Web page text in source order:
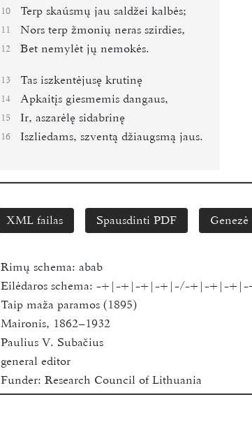
10 Terp skaúsmų jau saldžei kalbės;
11 Nors terp žmonių neras szirdies,
12 Bet nemylėt jų nemokės.
13 Tas iszkentėjusę krutinę
14 Apkaitįs giesmemis dangaus,
15 Ir, aszarėlę sidabrinę
16 Iszliedams, szventą džiaugsmą jaus.
XML failas Spausdinti PDF Genezė
Rimų schema: abab
Eilėdaros schema: -+|-+|-+|-+|-/-+|-+|-+|-
Taip maža paramos (1895)
Maironis, 1862–1932
Paulius V. Subačius
general editor
Funder: Research Council of Lithuania
Vilnius University